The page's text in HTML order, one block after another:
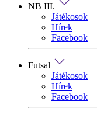
NB III.
Játékosok
Hírek
Facebook
Futsal
Játékosok
Hírek
Facebook